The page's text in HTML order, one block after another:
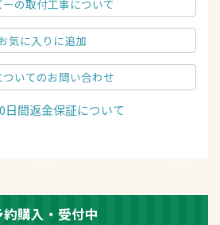
ーの取付工事について
気に入りに追加
いてのお問い合わせ
日間返金保証について
購入・受付中